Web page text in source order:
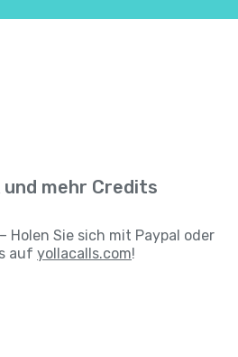
und mehr Credits
Holen Sie sich mit Paypal oder
auf yollacalls.com!